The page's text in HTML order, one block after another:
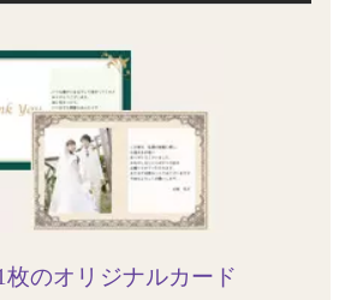
枚のオリジナルカード